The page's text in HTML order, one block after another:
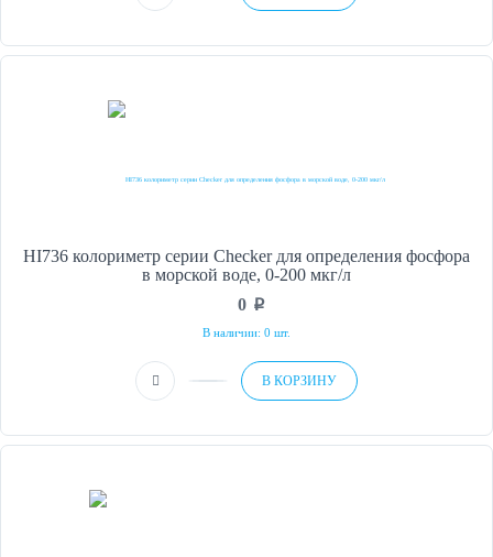
HI736 колориметр серии Checker для определения фосфора
в морской воде, 0-200 мкг/л
0 p
В наличии: 0 шт.
В КОРЗИНУ